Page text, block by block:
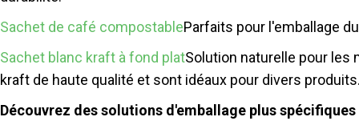
Sachet de café compostableParfaits pour l'emballage
Sachet blanc kraft à fond platSolution naturelle pour
kraft de haute qualité et sont idéaux pour divers
Découvrez des solutions d'emballage plus